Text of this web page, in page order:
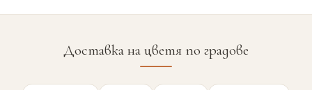
Доставка на цветя по градове